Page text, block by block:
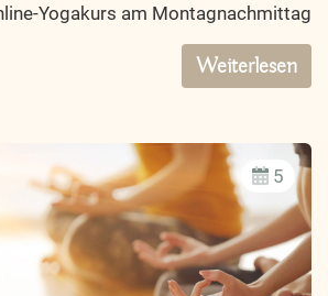
Yogakurs am Montagnachmittag
Weiterlesen
5